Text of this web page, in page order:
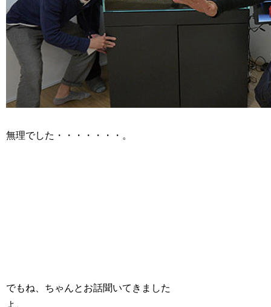
無理でした・・・・・・・。
でもね、ちゃんとお話聞いてきました
よ。